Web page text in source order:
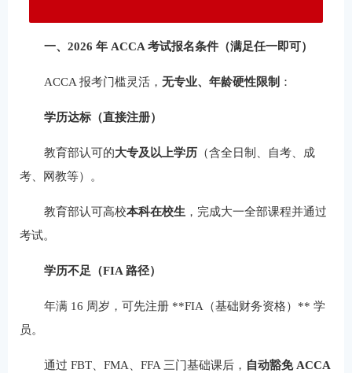
一、2026 年 ACCA 考试报名条件（满足任一即可）
ACCA 报考门槛灵活， 无专业、年龄硬性限制 ：
学历达标（直接注册）
教育部认可的大专及以上学历（含全日制、自考、成
考、网教等）。
教育部认可高校本科在校生 ，完成大一全部课程并通过
考试。
学历不足（FIA 路径）
年满 16 周岁，可先注册 **FIA（基础财务资格）** 学
员。
通过 FBT、FMA、FFA 三门基础课后， 自动豁免 ACCA